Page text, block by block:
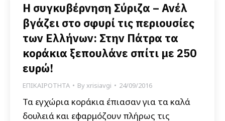
Η συγκυβέρνηση Σύριζα – Ανέλ
βγάζει στο σφυρί τις περιουσίες
των Ελλήνων: Στην Πάτρα τα
κοράκια ξεπουλάνε σπίτι με 250
ευρώ!
ΕΠΙΚΑΙΡΟΤΗΤΑ Byxrisiavgi 24/09/2016
Τα εγχώρια κοράκια έπιασαν για τα καλά
δουλειά και εφαρμόζουν πλήρως τις